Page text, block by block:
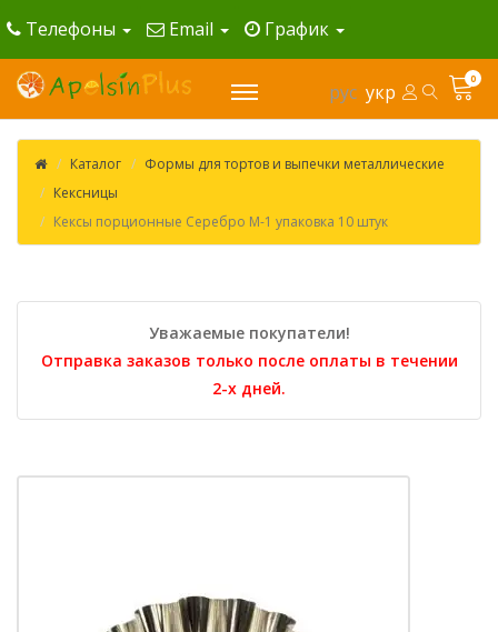
Телефоны Email График
рус укр
0
Каталог
Формы для тортов и выпечки металлические
Кексницы
Кексы порционные Серебро М-1 упаковка 10 штук
Уважаемые покупатели!
Отправка заказов только после оплаты в течении
2-х дней.